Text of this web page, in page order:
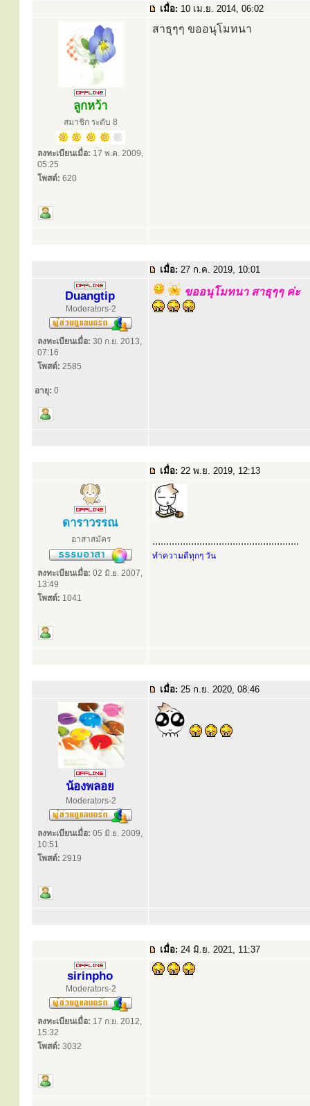
เมื่อ: 10 เม.ย. 2014, 06:02
ลูกหว้า
สมาชิก ระดับ 8
ลงทะเบียนเมื่อ: 17 พ.ค. 2009,
05:25
โพสต์: 620
สาธุๆๆ ขออนุโมทนา
เมื่อ: 27 ก.ค. 2019, 10:01
Duangtip
Moderators-2
ลงทะเบียนเมื่อ: 30 ก.ย. 2013,
07:16
โพสต์: 2585
อายุ: 0
ขออนุโมทนา สาธุๆๆ ค่ะ
เมื่อ: 22 พ.ย. 2019, 12:13
ดาราวรรณ
อาสาสมัคร
ลงทะเบียนเมื่อ: 02 มิ.ย. 2007,
13:49
โพสต์: 1041
.....................................................
ทำความดีทุกๆ วัน
เมื่อ: 25 ก.ย. 2020, 08:46
น้องพลอย
Moderators-2
ลงทะเบียนเมื่อ: 05 มิ.ย. 2009,
10:51
โพสต์: 2919
เมื่อ: 24 มิ.ย. 2021, 11:37
sirinpho
Moderators-2
ลงทะเบียนเมื่อ: 17 ก.ย. 2012,
15:32
โพสต์: 3032